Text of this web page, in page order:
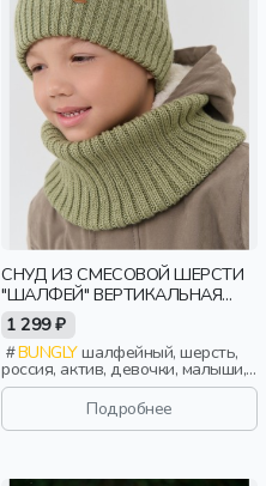
СНУД ИЗ СМЕСОВОЙ ШЕРСТИ
"ШАЛФЕЙ" ВЕРТИКАЛЬНАЯ
ВЯЗКА
1 299 ₽
BUNGLYшалфейный, шерсть,
россия, актив, девочки, малыши,
дошкольники, дети
Подробнее